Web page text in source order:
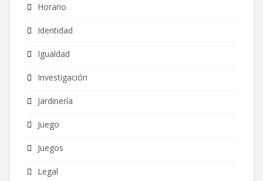
Horario
Identidad
Igualdad
Investigación
Jardinería
Juego
Juegos
Legal